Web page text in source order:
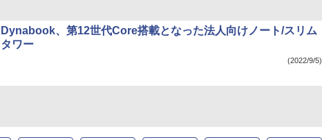
Dynabook、第12世代Core搭載となった法人向けノート/スリム
タワー
(2022/9/5)